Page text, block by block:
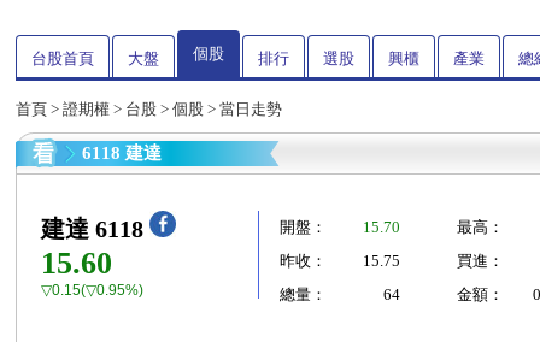
台股首頁 大盤 個股 排行 選股 興櫃 產業 總
首頁 > 證期權 > 台股 > 個股 > 當日走勢
6118 建達
建達 6118
15.60
▽0.15(▽0.95%)
開盤： 15.70
最高：
昨收：
15.75
買進：
總量：
64 金額：